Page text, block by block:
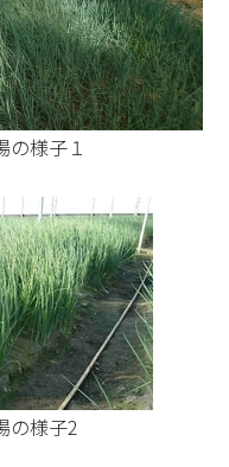
様子１
の様子2